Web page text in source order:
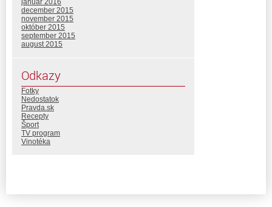
december 2015
november 2015
október 2015
september 2015
august 2015
Odkazy
Fotky
Nedostatok
Pravda.sk
Recepty
Šport
TV program
Vinotéka